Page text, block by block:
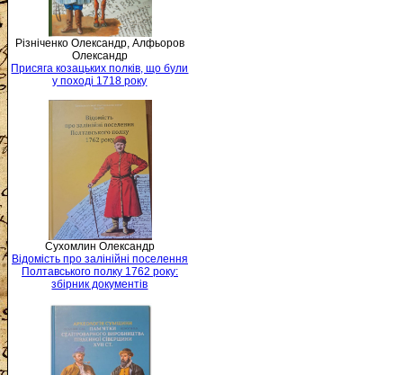
Різніченко Олександр, Алфьоров
Олександр
Присяга козацьких полків, що були
у поході 1718 року
Сухомлин Олександр
Відомість про залінійні поселення
Полтавського полку 1762 року:
збірник документів